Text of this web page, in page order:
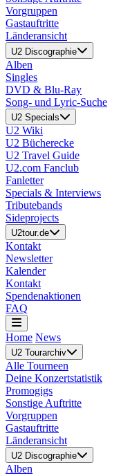
Vorgruppen
Gastauftritte
Länderansicht
U2 Discographie
Alben
Singles
DVD & Blu-Ray
Song- und Lyric-Suche
U2 Specials
U2 Wiki
U2 Bücherecke
U2 Travel Guide
U2.com Fanclub
Fanletter
Specials & Interviews
Tributebands
Sideprojects
U2tour.de
Kontakt
Newsletter
Kalender
Kontakt
Spendenaktionen
FAQ
Home News
U2 Tourarchiv
Alle Tourneen
Deine Konzertstatistik
Promogigs
Sonstige Auftritte
Vorgruppen
Gastauftritte
Länderansicht
U2 Discographie
Alben